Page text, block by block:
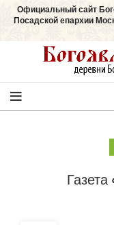
Официальный сайт
Посадской епархии